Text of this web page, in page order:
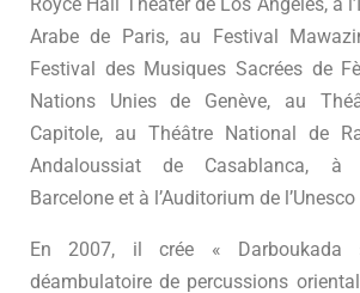
Arabe de Paris, au Festival
Festival des Musiques Sacrées de
Nations Unies de Genève, au
Capitole, au Théâtre National de
Andaloussiat de Casablanca, à
Barcelone et à l’Auditorium de
En 2007, il crée « Darboukada
déambulatoire de percussions